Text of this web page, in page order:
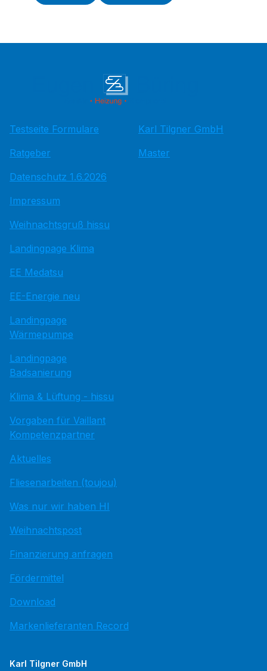
Testseite Formulare
Ratgeber
Datenschutz 1.6.2026
Impressum
Weihnachtsgruß hissu
Landingpage Klima
EE Medatsu
EE-Energie neu
Landingpage
Wärmepumpe
Landingpage
Badsanierung
Klima & Lüftung - hissu
Vorgaben für Vaillant
Kompetenzpartner
Aktuelles
Fliesenarbeiten (toujou)
Was nur wir haben HI
Weihnachtspost
Finanzierung anfragen
Fördermittel
Download
Markenlieferanten Record
Karl Tilgner GmbH
Master
Karl Tilgner GmbH